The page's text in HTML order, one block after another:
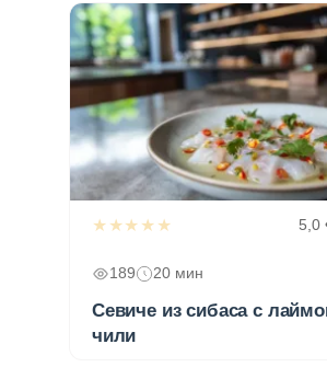
★★★★★ 5,0
189 20 мин
Севиче из сибаса с
чили